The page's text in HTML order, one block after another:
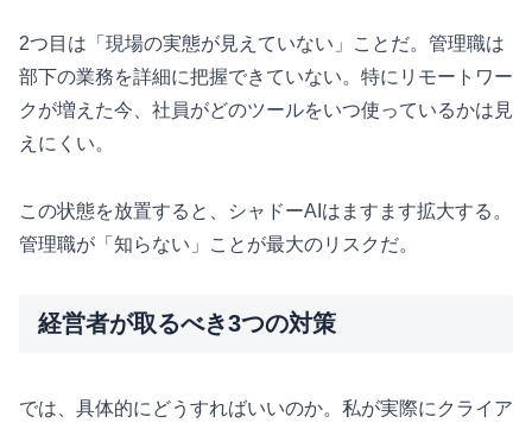
2つ目は「現場の実態が見えていない」ことだ。管理職は
部下の業務を詳細に把握できていない。特にリモートワー
クが増えた今、社員がどのツールをいつ使っているかは見
えにくい。
この状態を放置すると、シャドーAIはますます拡大する。
管理職が「知らない」ことが最大のリスクだ。
経営者が取るべき3つの対策
では、具体的にどうすればいいのか。私が実際にクライア